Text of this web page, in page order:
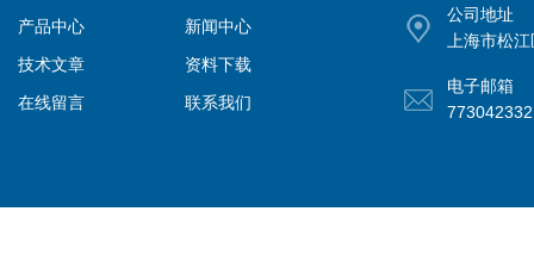
产品中心
新闻中心
技术文章
资料下载
在线留言
联系我们
公司地址
上海市松
电子邮箱